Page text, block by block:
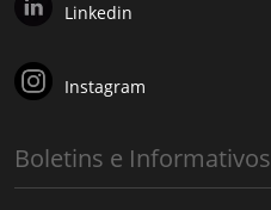
Linkedin
Instagram
Boletins e Informativos